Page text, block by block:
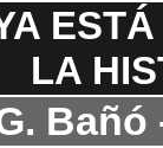
LA
Bañó